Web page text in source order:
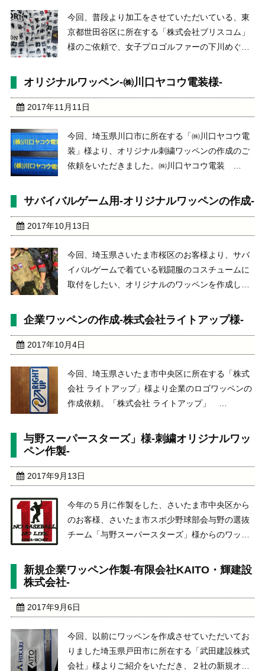
今回、普段より加工をさせていただいている、東
京都世田谷区に所在する「株式会社ブリスコム」
様のご依頼で、女子プロゴルファーの下川めぐみ
境ステーション」のロゴ刺繍以外にも、新しく
加工をいたしました ...
オリジナルワッペン-㈱川口ヤコウ電装様-
2017年11月11日
今回、埼玉県川口市に所在する「㈱川口ヤコウ電
装」様より、オリジナル刺繍ワッペンの作成のご
依頼をいただきました。㈱川口ヤコウ電装
色を2パターンで作成し、お客様にお選びいただ
サバイバルゲーム用-オリジナルワッペンの作成-
2017年10月13日
今回、埼玉県さいたま市桜区のお客様より、サバ
イバルゲームで着ている戦闘服のコスチュームに
取付をしたい、オリジナルのワッペンを作成して
Wikipedia引用
企業ワッペンの作成-株式会社ライトアップ様-
2017年10月4日
今回、埼玉県さいたま市中央区に所在する「株式
会社 ライトアップ」様より企業のロゴワッペンの
作成依頼。「株式会社 ライトアップ」
と大きさを確認しあい、本番の加工になりまし
与野スーパースターズ」様-刺繍オリジナルワッ
ペン作製-
2017年9月13日
今年の５月に作製をした、さいたま市中央区から
のお客様、さいたま市スポ少野球部会与野の選抜
チーム「与野スーパースターズ」様からのワッペ
胸に刺繍加工でしたがhttps://www.hosaka-
新規企業ワッペン作製-有限会社KAITO・輝建設
株式会社-
2017年9月6日
今回、以前にワッペンを作成させていただいてお
りました埼玉県戸田市に所在する「武田建設株式
会社」様よりご紹介をいただき、２社の新規オリ